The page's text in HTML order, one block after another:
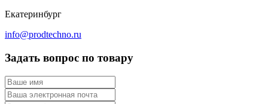
Екатеринбург
info@prodtechno.ru
Задать вопрос по товару